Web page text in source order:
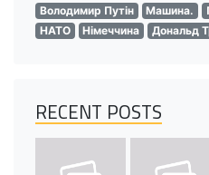
Володимир Путін
Машина.
НАТО
Німеччина Дональд
RECENT POSTS